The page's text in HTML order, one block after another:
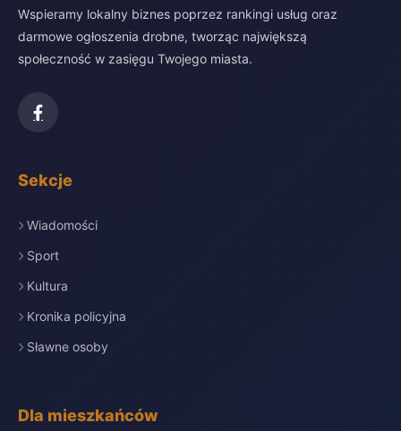
Wspieramy lokalny biznes poprzez rankingi usług oraz
darmowe ogłoszenia drobne, tworząc największą
społeczność w zasięgu Twojego miasta.
Sekcje
Wiadomości
Sport
Kultura
Kronika policyjna
Sławne osoby
Dla mieszkańców